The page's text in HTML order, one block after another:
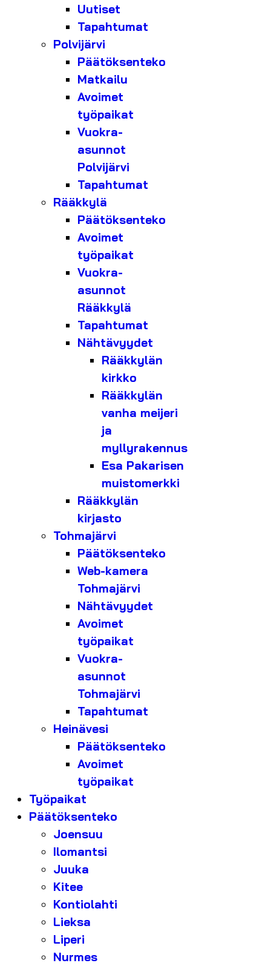
Uutiset
Tapahtumat
Polvijärvi
Päätöksenteko
Matkailu
Avoimet
työpaikat
Vuokra-
asunnot
Polvijärvi
Tapahtumat
Rääkkylä
Päätöksenteko
Avoimet
työpaikat
Vuokra-
asunnot
Rääkkylä
Tapahtumat
Nähtävyydet
Rääkkylän
kirkko
Rääkkylän
vanha meijeri
ja
myllyrakennus
Esa Pakarisen
muistomerkki
Rääkkylän
kirjasto
Tohmajärvi
Päätöksenteko
Web-kamera
Tohmajärvi
Nähtävyydet
Avoimet
työpaikat
Vuokra-
asunnot
Tohmajärvi
Tapahtumat
Heinävesi
Päätöksenteko
Avoimet
työpaikat
Työpaikat
Päätöksenteko
Joensuu
Ilomantsi
Juuka
Kitee
Kontiolahti
Lieksa
Liperi
Nurmes